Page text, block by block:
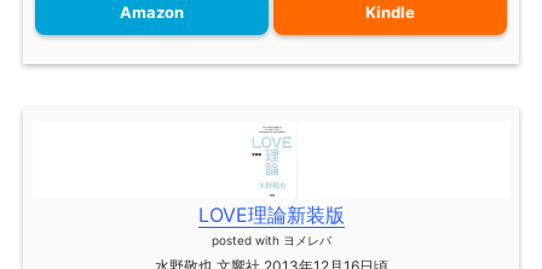
Amazon Kindle
LOVE理論新装版
posted with ヨメレバ